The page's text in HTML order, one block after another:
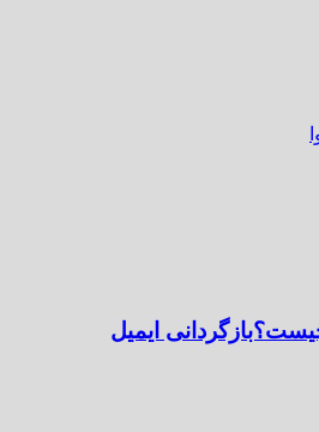
ایمیل